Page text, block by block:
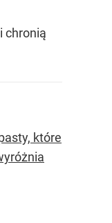
chronią
które